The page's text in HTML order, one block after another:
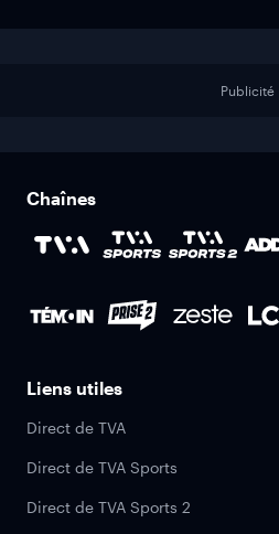
Publicité
Chaînes
Liens utiles
Direct de TVA
Direct de TVA Sports
Direct de TVA Sports 2